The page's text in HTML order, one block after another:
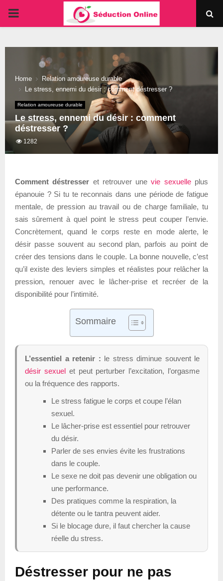
PRIMARY
Home
Relation amoureuse durable
Le stress, ennemi du désir : comment déstresser ?
Relation amoureuse durable
Le stress, ennemi du désir : comment
déstresser ?
1282
Comment déstresser et retrouver unevie sexuelleplus
épanouie ? Si tu te reconnais dans une période de fatigue
mentale, de pression au travail ou de charge familiale, tu
sais sûrement à quel point le stress peut couper l’envie.
Concrètement, quand le corps reste en mode alerte, le
désir passe souvent au second plan, parfois au point de
créer des tensions dans le couple. La bonne nouvelle, c’est
qu’il existe des leviers simples et réalistes pour relâcher la
pression, renouer avec le lâcher-prise et recréer de la
disponibilité pour l’intimité.
Sommaire
L’essentiel a retenir : le stress diminue souvent le
désir sexuelet peut perturber l’excitation, l’orgasme
ou la fréquence des rapports.
Le stress fatigue le corps et coupe l’élan
sexuel.
Le lâcher-prise est essentiel pour retrouver
du désir.
Parler de ses envies évite les frustrations
dans le couple.
Le sexe ne doit pas devenir une obligation ou
une performance.
Des pratiques comme la respiration, la
détente ou le tantra peuvent aider.
Si le blocage dure, il faut chercher la cause
réelle du stress.
Déstresser pour ne pas